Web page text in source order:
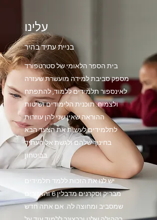
עלינו
בניית עתיד בהיר
בית הספר הלאומי של סטרטפורד
מספק סביבת למידה מועשרת שעזרה
לאינספור תלמידים ללמוד, להתפתח
ולצמוח. תוכנית הלימודים ושיטות
ההוראה שאין שני להן עוזרות
לתלמידים לעשות את הצעד הבא
בחינוך שלהם ולגשת אל העתיד
בביטחון.
יש לנו את הזכות ללמד תלמידים
מבריק וסקרנים מדבלין 6 והאזורים
שמסביב ומחוצה לה. אם אתה חדש